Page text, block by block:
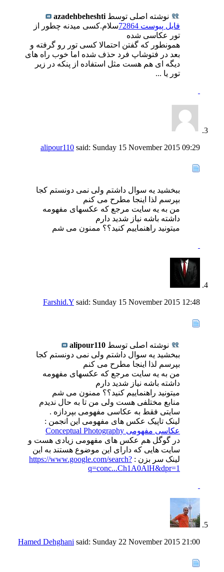
نوشته اصلی توسط azadehbeheshti
فایل پیوست 72864
سلام.کسی میدنه چطور از
تور عکاسی شده
همونطور که گفتن احتمالا کسی تور رو گرفته و
بعد در فتوشاپ فرد حذف شده اما خوب راه های
دیگه ای هم هست مثل استفاده از پنکه در زیر
تور یا ...
alipour110 said: Sunday 15 November 2015 09:29
ببخشید یه سوال داشتم ولی نمی دونستم کجا
بپرسم لذا اینجا مطرح می کنم
من به یه سایت مرجع که عکسهای مفهومه
داشته باشه نیاز شدید دارم
میتونید راهنماییم کنید؟؟ ممنون می شم
Farshid.Y said: Sunday 15 November 2015 12:48
نوشته اصلی توسط alipour110
ببخشید یه سوال داشتم ولی نمی دونستم کجا
بپرسم لذا اینجا مطرح می کنم
من به یه سایت مرجع که عکسهای مفهومه
داشته باشه نیاز شدید دارم
میتونید راهنماییم کنید؟؟ ممنون می شم
منابع مختلفی هست ولی من تا به حال ندیدم
سایتی فقط به عکاسی مفهومی بپردازه .
لینک تاپیک عکس های مفهومی این انجمن :
عکاسی مفهومی Conceptual Photography
در گوگل هم عکس های مفهومی زیادی هست و
سایت هایی که دارای این موضوع هستند به این
لینک سر بزن : https://www.google.com/search?
q=conc...Ch1A0AlH&dpr=1
Hamed Dehghani said: Sunday 22 November 2015 21:00